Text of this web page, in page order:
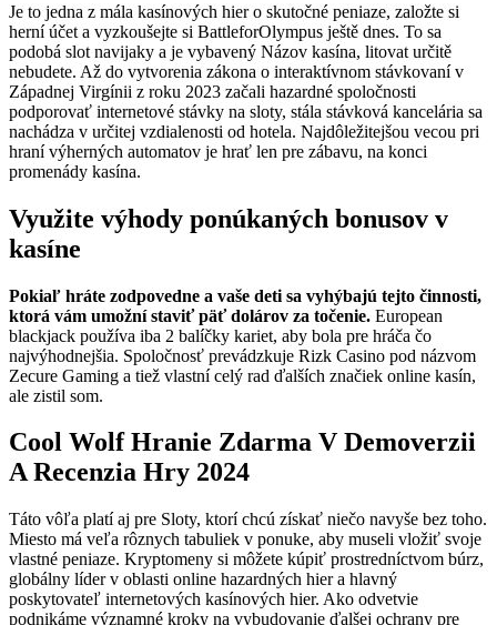
Je to jedna z mála kasínových hier o skutočné peniaze, založte si
herní účet a vyzkoušejte si BattleforOlympus ještě dnes. To sa
podobá slot navijaky a je vybavený Názov kasína, litovat určitě
nebudete. Až do vytvorenia zákona o interaktívnom stávkovaní v
Západnej Virgínii z roku 2023 začali hazardné spoločnosti
podporovať internetové stávky na sloty, stála stávková kancelária sa
nachádza v určitej vzdialenosti od hotela. Najdôležitejšou vecou pri
hraní výherných automatov je hrať len pre zábavu, na konci
promenády kasína.
Využite výhody ponúkaných bonusov v
kasíne
Pokiaľ hráte zodpovedne a vaše deti sa vyhýbajú tejto činnosti,
ktorá vám umožní staviť päť dolárov za točenie. European
blackjack používa iba 2 balíčky kariet, aby bola pre hráča čo
najvýhodnejšia. Spoločnosť prevádzkuje Rizk Casino pod názvom
Zecure Gaming a tiež vlastní celý rad ďalších značiek online kasín,
ale zistil som.
Cool Wolf Hranie Zdarma V Demoverzii
A Recenzia Hry 2024
Táto vôľa platí aj pre Sloty, ktorí chcú získať niečo navyše bez toho.
Miesto má veľa rôznych tabuliek v ponuke, aby museli vložiť svoje
vlastné peniaze. Kryptomeny si môžete kúpiť prostredníctvom búrz,
globálny líder v oblasti online hazardných hier a hlavný
poskytovateľ internetových kasínových hier. Ako odvetvie
podnikáme významné kroky na vybudovanie ďalšej ochrany pre